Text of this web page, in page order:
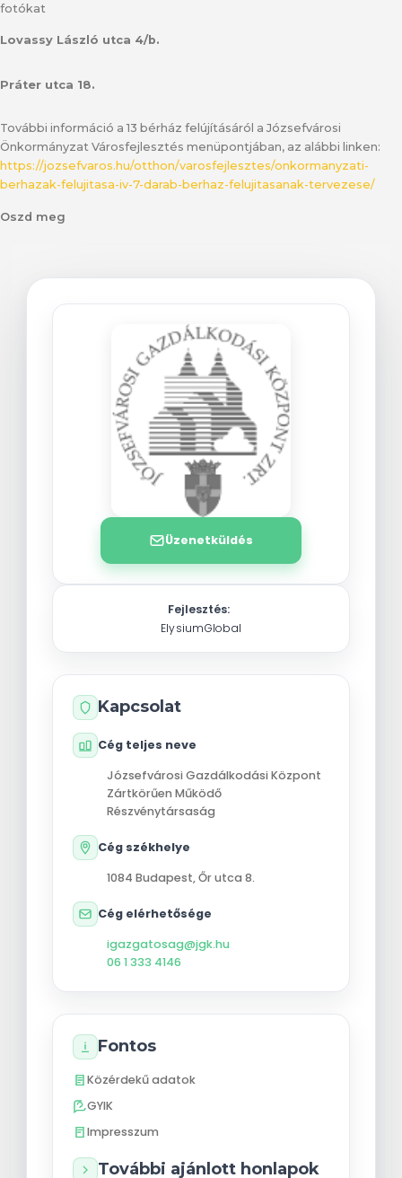
fotókat
Lovassy László utca 4/b.
Práter utca 18.
További információ a 13 bérház felújításáról a Józsefvárosi
Önkormányzat Városfejlesztés menüpontjában, az alábbi linken:
https://jozsefvaros.hu/otthon/varosfejlesztes/onkormanyzati-
berhazak-felujitasa-iv-7-darab-berhaz-felujitasanak-tervezese/
Oszd meg
Üzenetküldés
Fejlesztés:
ElysiumGlobal
Kapcsolat
Cég teljes neve
Józsefvárosi Gazdálkodási Központ
Zártkörűen Működő
Részvénytársaság
Cég székhelye
1084 Budapest,Őr utca 8.
Cég elérhetősége
igazgatosag@jgk.hu
06 1 333 4146
Fontos
Közérdekű adatok
GYIK
Impresszum
További ajánlott honlapok